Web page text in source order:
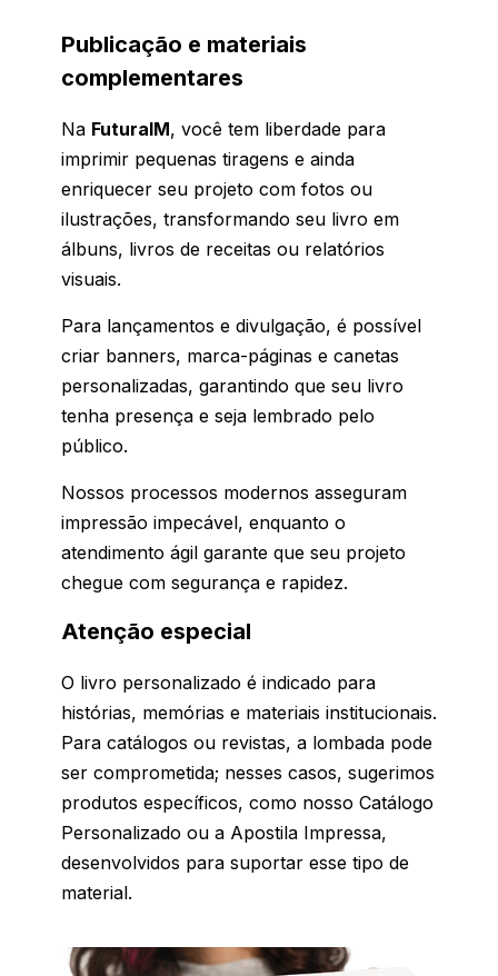
Publicação e materiais
complementares
Na FuturaIM, você tem liberdade para
imprimir pequenas tiragens e ainda
enriquecer seu projeto com fotos ou
ilustrações, transformando seu livro em
álbuns, livros de receitas ou relatórios
visuais.
Para lançamentos e divulgação, é possível
criar banners, marca-páginas e canetas
personalizadas, garantindo que seu livro
tenha presença e seja lembrado pelo
público.
Nossos processos modernos asseguram
impressão impecável, enquanto o
atendimento ágil garante que seu projeto
chegue com segurança e rapidez.
Atenção especial
O livro personalizado é indicado para
histórias, memórias e materiais institucionais.
Para catálogos ou revistas, a lombada pode
ser comprometida; nesses casos, sugerimos
produtos específicos, como nosso Catálogo
Personalizado ou a Apostila Impressa,
desenvolvidos para suportar esse tipo de
material.